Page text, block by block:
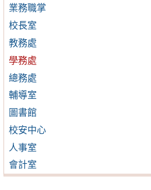
業務職掌
校長室
教務處
學務處
總務處
輔導室
圖書館
校安中心
人事室
會計室